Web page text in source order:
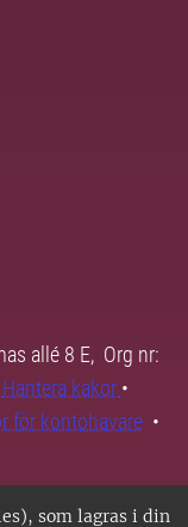
som lagras i din
allé 8 E, Org nr:
Hantera kakor •
för kontohavare•